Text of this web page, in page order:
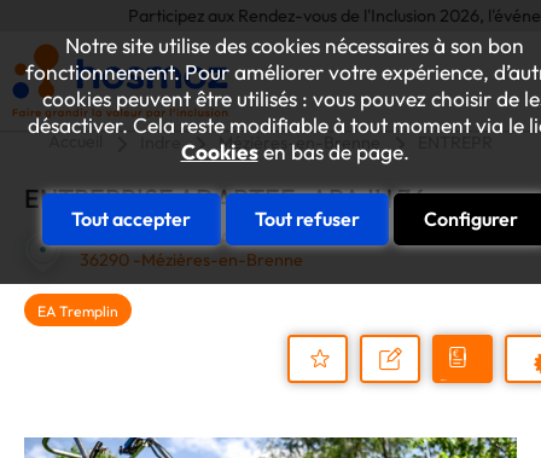
Notre site utilise des cookies nécessaires à son bon
fonctionnement. Pour améliorer votre expérience,
cookies peuvent être utilisés : vous pouvez choisir de
désactiver. Cela reste modifiable à tout moment via le
Cookiesen bas de page.
Tout accepter Tout refuser Configurer
Participez aux Rendez-vous de l'Inclusion 2026,
Accueil Mézières-en-Brenne
ENTREPRISE ADAPTEE- APAJH 36
24, ROUTE DE CHATEAUROUX
36290 -Mézières-en-Brenne
EA Tremplin
au
Nous
Demander